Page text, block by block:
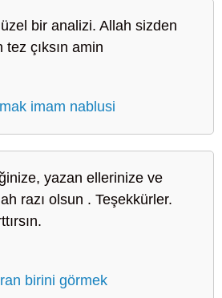
bir analizi. Allah sizden
çıksın amin
imam nablusi
yazan ellerinize ve
razı olsun . Teşekkürler.
birini görmek